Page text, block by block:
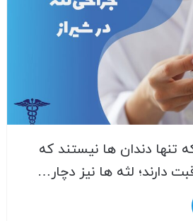
تنها دندان ها نیستند که
دارند؛ لثه ها نیز دچار…